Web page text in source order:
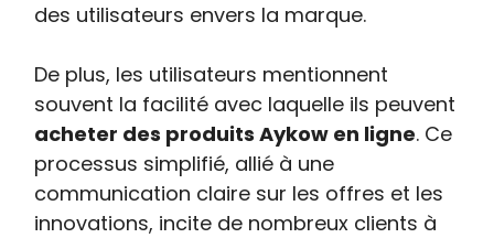
des utilisateurs envers la marque.
De plus, les utilisateurs mentionnent
souvent la facilité avec laquelle ils peuvent
acheter des produits Aykow en ligne. Ce
processus simplifié, allié à une
communication claire sur les offres et les
innovations, incite de nombreux clients à